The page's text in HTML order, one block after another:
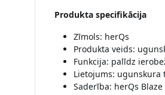
Produkta specifikācija
Zīmols: herQs
Produkta veids:
Funkcija: palīdz
Lietojums: ugunskura
Saderība: herQs